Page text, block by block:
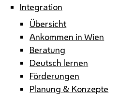
Integration
Übersicht
Ankommen in Wien
Beratung
Deutsch lernen
Förderungen
Planung & Konzepte